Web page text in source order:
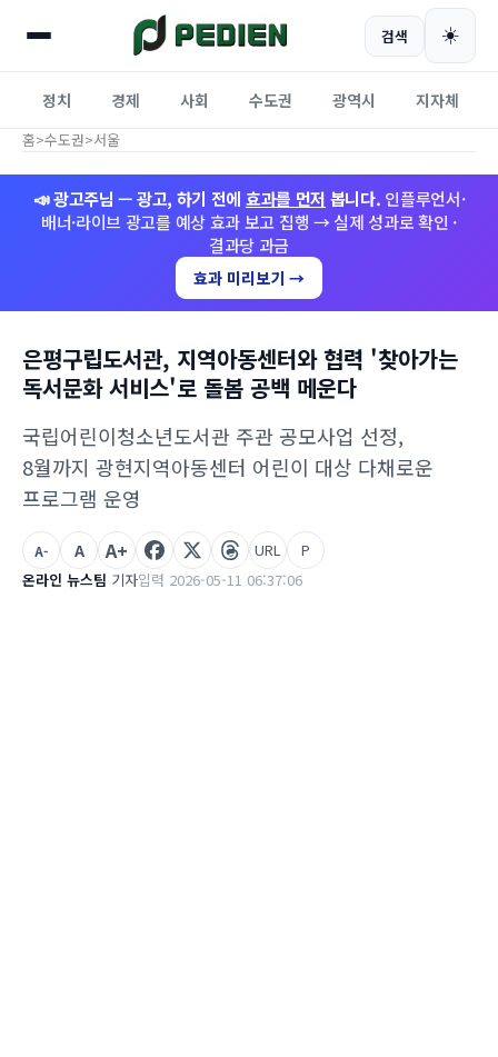
검색 ☀️
정치 경제 사회 수도권 광역시 지자체
홈>수도권>서울
📣 광고주님 — 광고, 하기 전에 효과를 먼저 봅니다. 인플루언서·
배너·라이브 광고를 예상 효과 보고 집행 → 실제 성과로 확인 ·
결과당 과금
효과 미리보기 →
은평구립도서관, 지역아동센터와 협력 '찾아가는
독서문화 서비스'로 돌봄 공백 메운다
국립어린이청소년도서관 주관 공모사업 선정,
8월까지 광현지역아동센터 어린이 대상 다채로운
프로그램 운영
온라인 뉴스팀 기자입력 2026-05-11 06:37:06
A- A A+ URL P